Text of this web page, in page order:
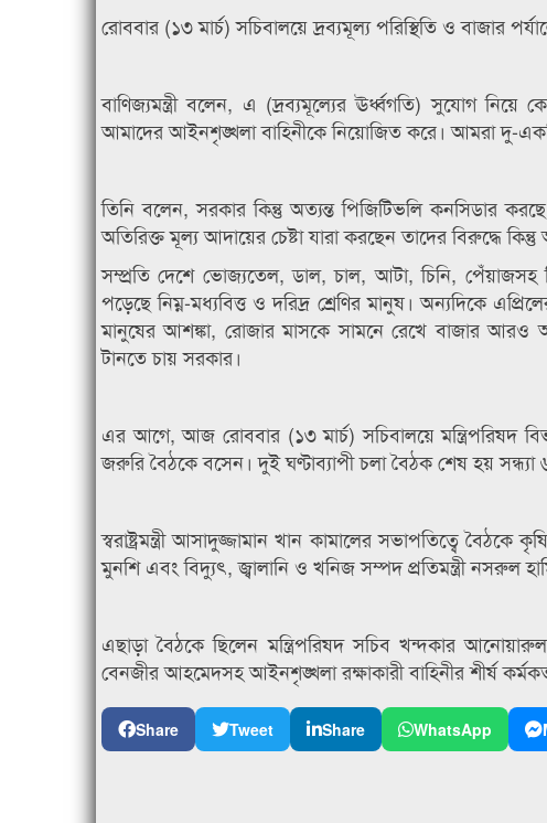
রোববার (১৩ মার্চ) সচিবালয়ে দ্রব্যমূল্য পরিস্থিতি ও বাজার
বাণিজ্যমন্ত্রী বলেন, এ (দ্রব্যমূল্যের ঊর্ধ্বগতি) সুযোগ
আমাদের আইনশৃঙ্খলা বাহিনীকে নিয়োজিত করে। আমরা দু-
তিনি বলেন, সরকার কিন্তু অত্যন্ত পিজিটিভলি কনসিডার
অতিরিক্ত মূল্য আদায়ের চেষ্টা যারা করছেন তাদের বিরুদ্ধে
সম্প্রতি দেশে ভোজ্যতেল, ডাল, চাল, আটা, চিনি, পেঁয়াজসহ
পড়েছে নিম্ন-মধ্যবিত্ত ও দরিদ্র শ্রেণির মানুষ। অন্যদিকে
মানুষের আশঙ্কা, রোজার মাসকে সামনে রেখে বাজার আরও
টানতে চায় সরকার।
এর আগে, আজ রোববার (১৩ মার্চ) সচিবালয়ে মন্ত্রিপরিষদ
জরুরি বৈঠকে বসেন। দুই ঘণ্টাব্যাপী চলা বৈঠক শেষ হয় সন্ধ্যা
স্বরাষ্ট্রমন্ত্রী আসাদুজ্জামান খান কামালের সভাপতিত্বে বৈঠকে
মুনশি এবং বিদ্যুৎ, জ্বালানি ও খনিজ সম্পদ প্রতিমন্ত্রী নসরুল
এছাড়া বৈঠকে ছিলেন মন্ত্রিপরিষদ সচিব খন্দকার
বেনজীর আহমেদসহ আইনশৃঙ্খলা রক্ষাকারী বাহিনীর শীর্ষ
Share Tweet Share WhatsApp